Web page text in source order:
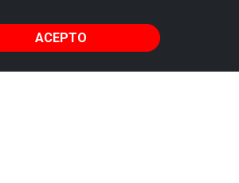
ACEPTO